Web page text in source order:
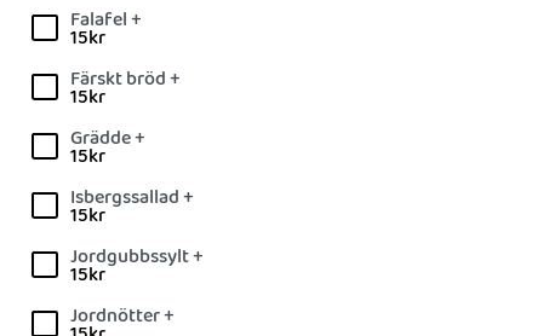
Falafel +
15kr
Färskt bröd +
15kr
Grädde +
15kr
Isbergssallad +
15kr
Jordgubbssylt +
15kr
Jordnötter +